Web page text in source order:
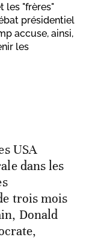
les "frères"
présidentiel
accuse, ainsi,
les
USA
dans les
trois mois
Donald